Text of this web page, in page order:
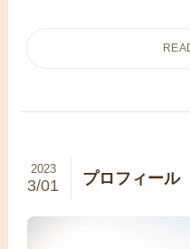
プロフィール
2023
3/01